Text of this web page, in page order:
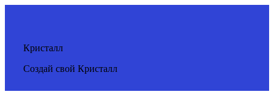
Кристалл
Создай свой Кристалл